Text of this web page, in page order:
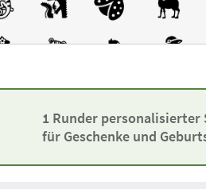
1 Runder personalisierter
für Geschenke und